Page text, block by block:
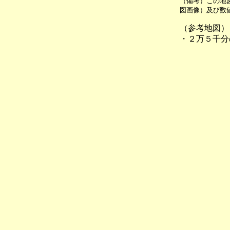
図画像）及び
（参考地図）
・２万５